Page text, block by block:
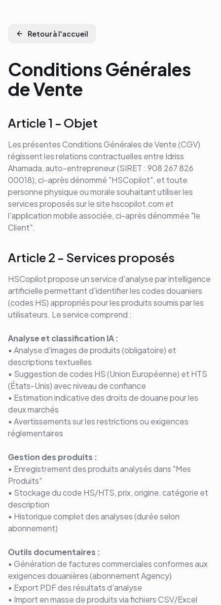
Retour à l'accueil
Conditions Générales
de Vente
Article 1 - Objet
Les présentes Conditions Générales de Vente (CGV)
régissent les relations contractuelles entre Idriss
Ahamada, auto-entrepreneur (SIRET : 908 267 826
00018), ci-après dénommé "HSCopilot", et toute
personne physique ou morale souhaitant utiliser les
services proposés sur le site hscopilot.com et
l'application mobile associée, ci-après dénommée "le
Client".
Article 2 - Services proposés
HSCopilot propose un service d'analyse par intelligence
artificielle permettant d'identifier les codes douaniers
(codes HS) appropriés pour les produits soumis par les
utilisateurs. Le service comprend :
Analyse et classification IA :
• Analyse d'images de produits (obligatoire) et
descriptions textuelles
• Suggestion de codes HS (Union Européenne) et HTS
(États-Unis) avec niveau de confiance
• Estimation indicative des droits de douane pour les
deux marchés
• Avertissements sur les restrictions ou exigences
réglementaires
Gestion des produits :
• Enregistrement des produits analysés dans "Mes
Produits"
• Stockage du code HS/HTS, prix, origine, catégorie et
description
• Historique complet des analyses (durée selon
abonnement)
Outils documentaires :
• Génération de factures commerciales conformes aux
exigences douanières (abonnement Agency)
• Export PDF des résultats d'analyse
• Import en masse de produits via fichiers CSV/Excel